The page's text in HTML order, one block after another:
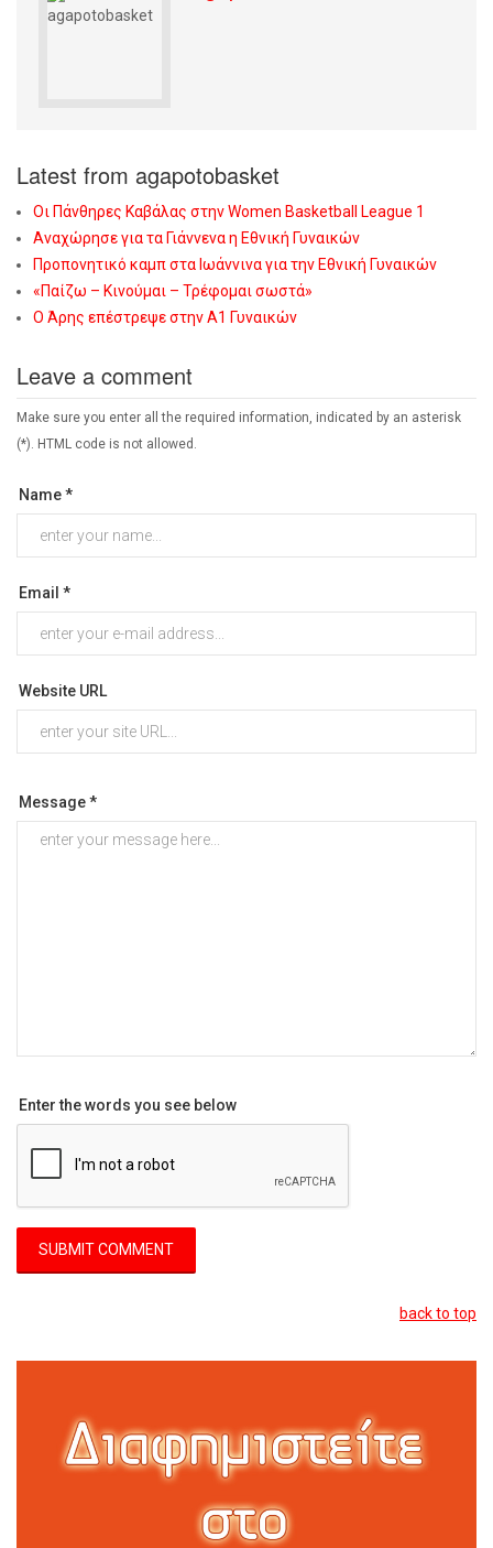
Latest from agapotobasket
Οι Πάνθηρες Καβάλας στην Women Basketball League 1
Αναχώρησε για τα Γιάννενα η Εθνική Γυναικών
Προπονητικό καμπ στα Ιωάννινα για την Εθνική Γυναικών
«Παίζω – Κινούμαι – Τρέφομαι σωστά»
Ο Άρης επέστρεψε στην Α1 Γυναικών
Leave a comment
Make sure you enter all the required information, indicated by an asterisk
(*). HTML code is not allowed.
Name *
Email *
Website URL
Message *
Enter the words you see below
back to top